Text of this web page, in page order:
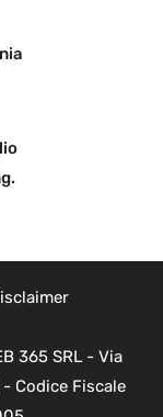
365 SRL - Via
- Codice Fiscale